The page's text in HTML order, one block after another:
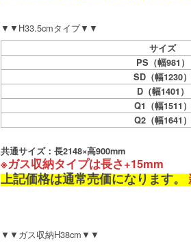
▼▼H33.5cmタイプ▼▼
サイズ
PS（幅981）
SD（幅1230）
D（幅1401）
Q1（幅1511）
Q2（幅1641）
共通サイズ：長2148×高900mm
※ガス収納タイプは長さ+15mm
上記価格は通常売価になります。
▼▼ガス収納H38cm▼▼